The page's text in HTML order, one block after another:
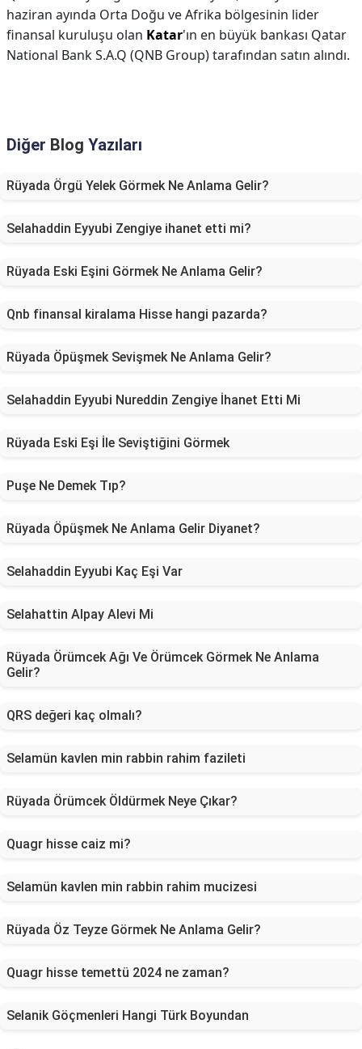
haziran ayında Orta Doğu ve Afrika bölgesinin lider
finansal kuruluşu olan Katar'ın en büyük bankası Qatar
National Bank S.A.Q (QNB Group) tarafından satın alındı.
Diğer Blog Yazıları
Rüyada Örgü Yelek Görmek Ne Anlama Gelir?
Selahaddin Eyyubi Zengiye ihanet etti mi?
Rüyada Eski Eşini Görmek Ne Anlama Gelir?
Qnb finansal kiralama Hisse hangi pazarda?
Rüyada Öpüşmek Sevişmek Ne Anlama Gelir?
Selahaddin Eyyubi Nureddin Zengiye İhanet Etti Mi
Rüyada Eski Eşi İle Seviştiğini Görmek
Puşe Ne Demek Tıp?
Rüyada Öpüşmek Ne Anlama Gelir Diyanet?
Selahaddin Eyyubi Kaç Eşi Var
Selahattin Alpay Alevi Mi
Rüyada Örümcek Ağı Ve Örümcek Görmek Ne Anlama
Gelir?
QRS değeri kaç olmalı?
Selamün kavlen min rabbin rahim fazileti
Rüyada Örümcek Öldürmek Neye Çıkar?
Quagr hisse caiz mi?
Selamün kavlen min rabbin rahim mucizesi
Rüyada Öz Teyze Görmek Ne Anlama Gelir?
Quagr hisse temettü 2024 ne zaman?
Selanik Göçmenleri Hangi Türk Boyundan